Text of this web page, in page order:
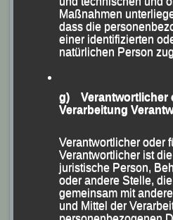
den Bayerischen 5.000m-
Lukas Becht (LG Stadtwerke
(LG Telis Finanz
Maßnahmen
dass die
einer identifizierten
natürlichen Person
g) Verantwortlicher
Verarbeitung
Verantwortlicher oder
Verantwortlicher ist
juristische Person,
oder andere Stelle,
gemeinsam mit
und Mittel der